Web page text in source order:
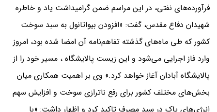
فرآورده‌های نفتی، در این مراسم ضمن گرامیداشت یاد و خاطره
شهیدان دفاع مقدس، گفت: «افزودن بیواتانول به سبد سوخت
کشور که طی ماه‌های گذشته تفاهم‌نامه آن امضا شده بود، امروز
وارد فاز اجرایی می‌شود و این زیست پالایشگاه ، مسیر خود را از
پالایشگاه آبادان آغاز خواهد کرد.» وی بر اهمیت همکاری میان
بخش‌های مختلف کشور برای رفع ناترازی سوخت و افزایش سهم
انرژی‌های پاک در سبد مصرف تاکید کرد و اظهار داشت: «با